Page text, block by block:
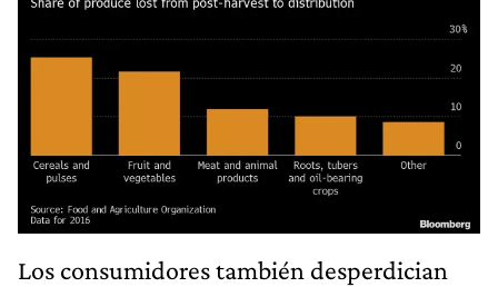
Los consumidores también desperdician